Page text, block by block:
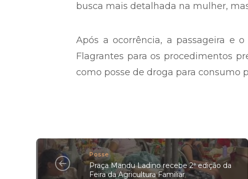
busca mais detalhada na mulher,
Após a ocorrência, a passageira e
Flagrantes para os procedimentos
como posse de droga para consumo
Posse
Praça Mandu Ladino recebe 2ª edição da
Feira da Agricultura Familiar